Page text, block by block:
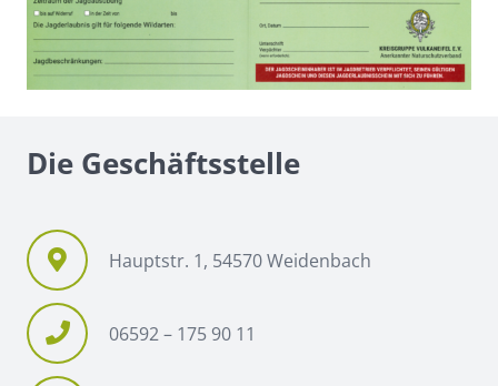
Die Geschäftsstelle
Hauptstr. 1, 54570 Weidenbach
06592 – 175 90 11